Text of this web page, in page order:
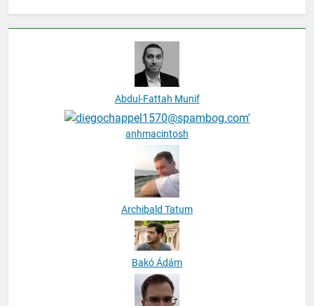
Abdul-Fattah Munif
anhmacintosh
Archibald Tatum
Bakó Ádám